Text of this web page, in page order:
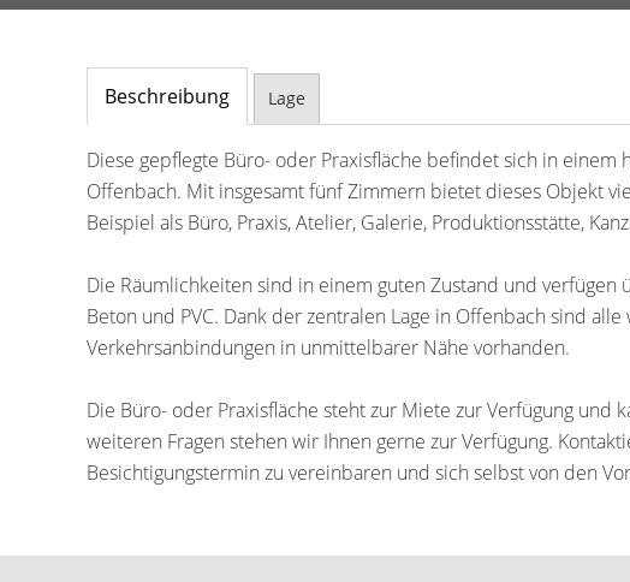
Beschreibung Lage
Diese gepflegte Büro- oder Praxisfläche befindet sich in einem
Offenbach. Mit insgesamt fünf Zimmern bietet dieses Objekt
Beispiel als Büro, Praxis, Atelier, Galerie, Produktionsstätte,
Die Räumlichkeiten sind in einem guten Zustand und verfügen
Beton und PVC. Dank der zentralen Lage in Offenbach sind
Verkehrsanbindungen in unmittelbarer Nähe vorhanden.
Die Büro- oder Praxisfläche steht zur Miete zur Verfügung und
weiteren Fragen stehen wir Ihnen gerne zur Verfügung.
Besichtigungstermin zu vereinbaren und sich selbst von den